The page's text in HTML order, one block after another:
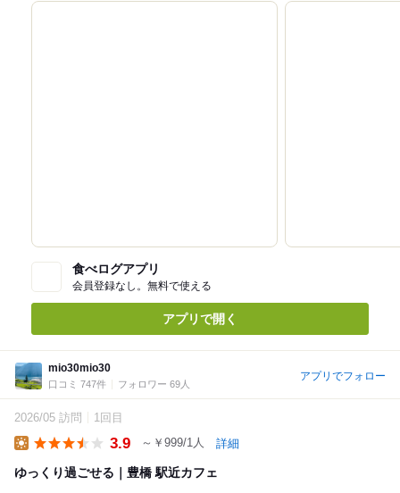
食べログアプリ
会員登録なし。無料で使える
アプリで開く
mio30mio30
口コミ 747件 フォロワー 69人
アプリでフォロー
2026/05 訪問 1回目
3.9 ～￥999/1人 詳細
ゆっくり過ごせる｜豊橋 駅近カフェ